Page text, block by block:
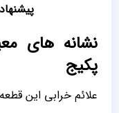
نشانه های
پکیج
علائم خرابی این